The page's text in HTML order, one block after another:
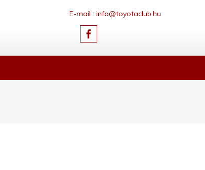
E-mail : info@toyotaclub.hu